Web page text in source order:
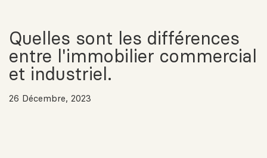
Quelles sont les différences
entre l'immobilier commercial
et industriel.
26 Décembre, 2023